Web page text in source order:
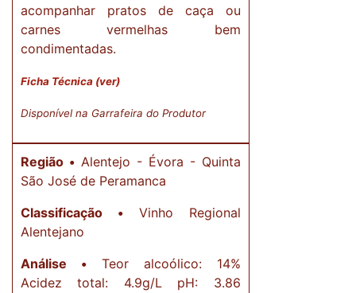
acompanhar pratos de caça ou
carnes vermelhas bem
condimentadas.
Ficha Técnica (ver)
Disponível na Garrafeira do Produtor
Região •Alentejo - Évora - Quinta
São José de Peramanca
Classificação •Vinho Regional
Alentejano
Análise •Teor alcoólico: 14%
Acidez total: 4.9g/L pH: 3.86